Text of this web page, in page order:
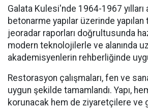
Galata Kulesi'nde 1964-1967 yılları
betonarme yapılar üzerinde
jeoradar raporları doğrultusunda
modern teknolojilerle ve alanında
akademisyenlerin rehberliğinde
Restorasyon çalışmaları, fen ve
uygun şekilde tamamlandı. Yapı,
korunacak hem de ziyaretçilere ve